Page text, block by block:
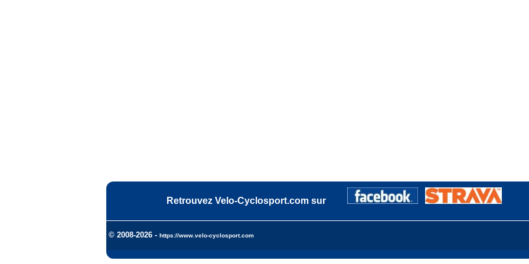
Retrouvez Velo-Cyclosport.com sur
© 2008-2026 - https://www.velo-cyclosport.com